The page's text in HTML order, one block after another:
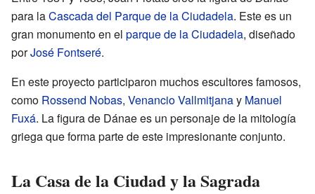
para laCascada del Parque de la Ciudadela. Este es un
gran monumento en el parque de la Ciudadela, diseñado
porJosé Fontseré.
En este proyecto participaron muchos escultores famosos,
como Rossend Nobas, Venancio Vallmitjanay Manuel
Fuxá. La figura de Dánae es un personaje de la mitología
griega que forma parte de este impresionante conjunto.
La Casa de la Ciudad y la Sagrada